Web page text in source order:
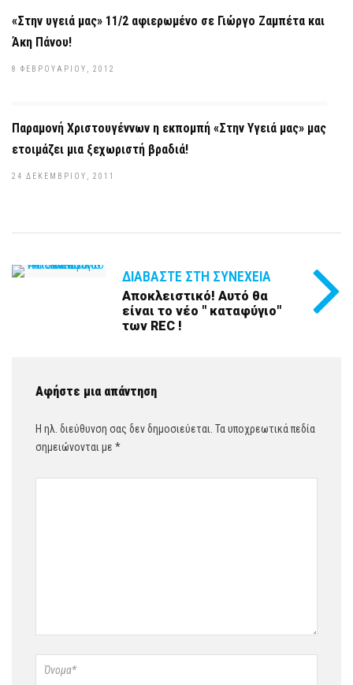
«Στην υγειά μας» 11/2 αφιερωμένο σε Γιώργο Ζαμπέτα και
Άκη Πάνου!
8 ΦΕΒΡΟΥΑΡΊΟΥ, 2012
Παραμονή Χριστουγέννων η εκπομπή «Στην Υγειά μας» μας
ετοιμάζει μια ξεχωριστή βραδιά!
24 ΔΕΚΕΜΒΡΊΟΥ, 2011
ΔΙΑΒΆΣΤΕ ΣΤΗ ΣΥΝΈΧΕΙΑ
Αποκλειστικό! Αυτό θα
είναι το νέο " καταφύγιο"
των REC !
Αφήστε μια απάντηση
Η ηλ. διεύθυνση σας δεν δημοσιεύεται. Τα υποχρεωτικά πεδία
σημειώνονται με *